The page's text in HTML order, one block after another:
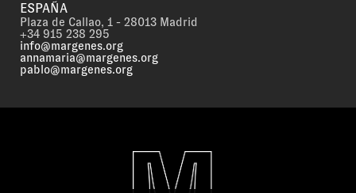
ESPAÑA
Plaza de Callao, 1 - 28013 Madrid
+34 915 238 295
info@margenes.org
annamaria@margenes.org
pablo@margenes.org